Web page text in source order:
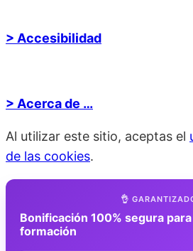
> Accesibilidad
> Acerca de …
Al utilizar este sitio, aceptas el
de las cookies.
👌
Bonificación 100% segura
formación